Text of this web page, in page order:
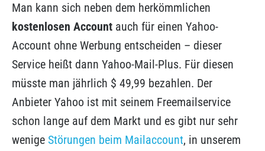
Man kann sich neben dem herkömmlichen
kostenlosen Account auch für einen Yahoo-
Account ohne Werbung entscheiden – dieser
Service heißt dann Yahoo-Mail-Plus. Für diesen
müsste man jährlich $ 49,99 bezahlen. Der
Anbieter Yahoo ist mit seinem Freemailservice
schon lange auf dem Markt und es gibt nur sehr
wenige Störungen beim Mailaccount, in unserem